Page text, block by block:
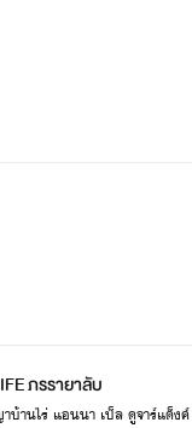
ภรรายาลับ
มาดามเปิ่น นางพญาบ้านไร่ แอนนา เบ็ล ดูจาร์แด็งค์